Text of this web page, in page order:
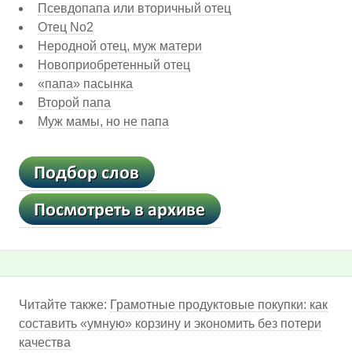
Псевдопапа или вторичный отец
Отец No2
Неродной отец, муж матери
Новоприобретенный отец
«папа» пасынка
Второй папа
Муж мамы, но не папа
Читайте также: Грамотные продуктовые покупки: как
составить «умную» корзину и экономить без потери
качества